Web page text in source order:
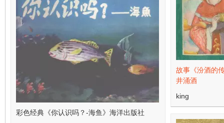
故事《汾酒的
井涌酒
king
彩色经典《你认识吗？-海鱼》海洋出版社